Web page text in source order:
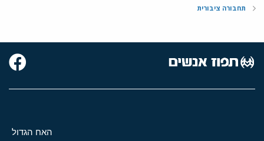
תחבורה ציבורית
האח הגדול